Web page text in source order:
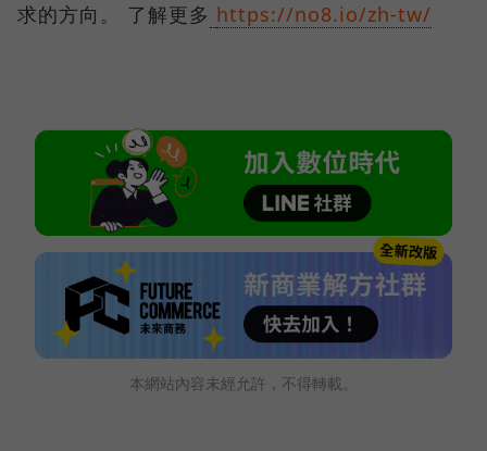
求的方向。 了解更多 https://no8.io/zh-tw/
本網站內容未經允許，不得轉載。